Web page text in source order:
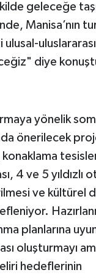
geleceğe
Manisa’nın
diye
yönelik
önerilecek
4 ve 5 yıldızlı
ve kültürel
planlarına
oluşturmayı
hedeflerinin